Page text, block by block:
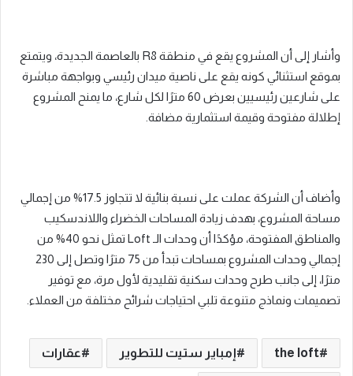
وأشار إلى أن المشروع يقع في منطقة R8 بالعاصمة الجديدة، ويتمتع
بموقع استثنائي كونه يقع على ناصية ميدان رئيسي وبواجهة مباشرة
على شارعين رئيسيين بعرض 60 مترًا لكل شارع، ما يمنح المشروع
إطلالة مفتوحة وقيمة استثمارية مضافة.
وأضاف أن الشركة عملت على نسبة بنائية لا تتجاوز 17.5% من إجمالي
مساحة المشروع، بهدف زيادة المساحات الخضراء واللاندسكيب
والمناطق المفتوحة، مؤكدًا أن وحدات الـ Loft تمثل نحو 40% من
إجمالي وحدات المشروع بمساحات تبدأ من 75 مترًا وتصل إلى 230
مترًا، إلى جانب طرح وحدات سكنية تقليدية لأول مرة، مع توفير
تصميمات ونماذج متنوعة تلبي احتياجات شرائح مختلفة من العملاء.
the loft إمباير ستيت للتطوير عقارات